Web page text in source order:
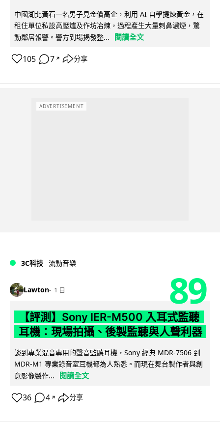
中國湖北黃石一名男子見金價高企，利用 AI 自學提煉黃金，在
租住單位私設高壓爐及作坊冶煉，過程產生大量刺鼻濃煙，驚
動鄰居報警。警方到場揭發整...
閱讀全文
105 7 ↗ 分享
ADVERTISEMENT
3C科技 流動音樂
Lawton 1 日 89
【評測】Sony IER-M500 入耳式監聽
耳機：現場拍攝、後製監聽與人聲利器
談到專業混音專用的聲音監聽耳機，Sony 經典 MDR-7506 到
MDR-M1 專業錄音室耳機都為人熟悉。而現在舞台製作者與創
意影像製作...
閱讀全文
36 4 ↗ 分享